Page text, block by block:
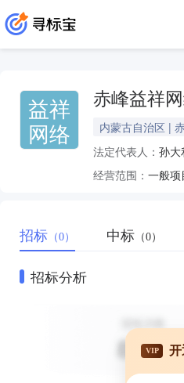
益祥
网络
赤峰益祥
内蒙古自治区 |
法定代表人： 孙大
经营范围：
招标 （0） 中标 （0）
招标分析
VIP 开